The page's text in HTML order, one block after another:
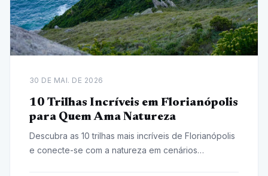
30 DE MAI. DE 2026
10 Trilhas Incríveis em Florianópolis
para Quem Ama Natureza
Descubra as 10 trilhas mais incríveis de Florianópolis
e conecte-se com a natureza em cenários